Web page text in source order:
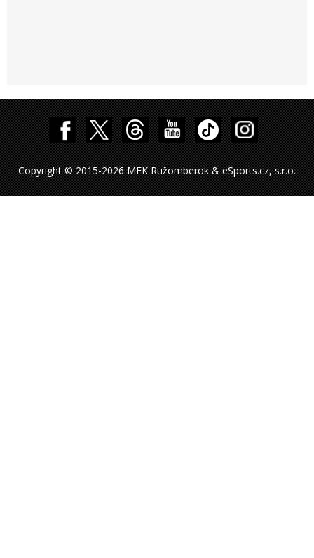
Copyright © 2015-2026 MFK Ružomberok & eSports.cz, s.r.o.